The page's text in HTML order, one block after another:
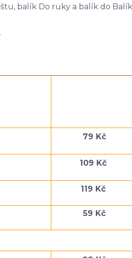
balík Do ruky a balík do
79 Kč
109 Kč
119 Kč
59 Kč